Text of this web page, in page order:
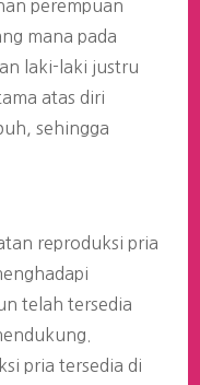
perempuan
mana pada
laki-laki justru
atas diri
sehingga
reproduksi pria
telah tersedia
pria tersedia di